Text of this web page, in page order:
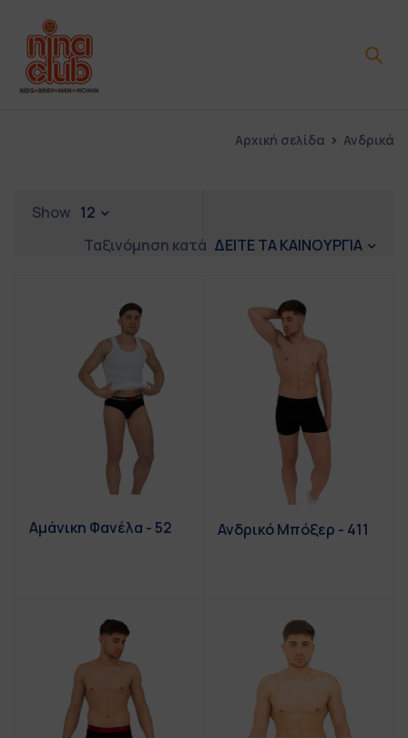
Αρχική σελίδα Ανδρικά
Ταξινόμηση κατά ΔΕΙΤΕ ΤΑ ΚΑΙΝΟΥΡΓΙΑ
Show 12
Αμάνικη Φανέλα - 52 Ανδρικό Μπόξερ - 411